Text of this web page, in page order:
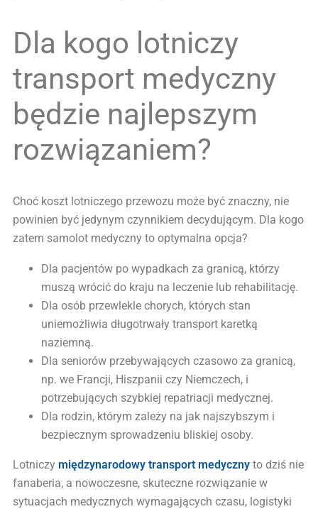
Dla kogo lotniczy
transport medyczny
będzie najlepszym
rozwiązaniem?
Choć koszt lotniczego przewozu może być znaczny, nie
powinien być jedynym czynnikiem decydującym. Dla kogo
zatem samolot medyczny to optymalna opcja?
Dla pacjentów po wypadkach za granicą, którzy
muszą wrócić do kraju na leczenie lub rehabilitację.
Dla osób przewlekle chorych, których stan
uniemożliwia długotrwały transport karetką
naziemną.
Dla seniorów przebywających czasowo za granicą,
np. we Francji, Hiszpanii czy Niemczech, i
potrzebujących szybkiej repatriacji medycznej.
Dla rodzin, którym zależy na jak najszybszym i
bezpiecznym sprowadzeniu bliskiej osoby.
Lotniczy międzynarodowy transport medyczny to dziś nie
fanaberia, a nowoczesne, skuteczne rozwiązanie w
sytuacjach medycznych wymagających czasu, logistyki